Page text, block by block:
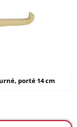
porté 14 cm